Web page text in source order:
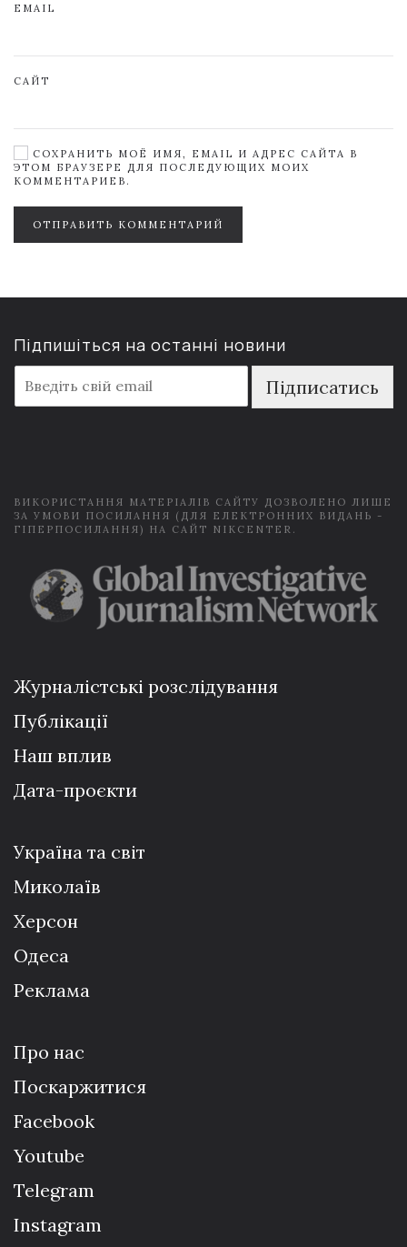
EMAIL
САЙТ
СОХРАНИТЬ МОЁ ИМЯ, EMAIL И АДРЕС САЙТА В
ЭТОМ БРАУЗЕРЕ ДЛЯ ПОСЛЕДУЮЩИХ МОИХ
КОММЕНТАРИЕВ.
ОТПРАВИТЬ КОММЕНТАРИЙ
Підпишіться на останні новини
m
a
Підписатись
ВИКОРИСТАННЯ МАТЕРІАЛІВ САЙТУ ДОЗВОЛЕНО ЛИШЕ
ЗА УМОВИ ПОСИЛАННЯ (ДЛЯ ЕЛЕКТРОННИХ ВИДАНЬ -
ГІПЕРПОСИЛАННЯ) НА САЙТ NIKCENTER.
Журналістські розслідування
Публікації
Наш вплив
Дата-проєкти
Україна та світ
Миколаїв
Херсон
Одеса
Реклама
Про нас
Поскаржитися
Facebook
Youtube
Telegram
Instagram